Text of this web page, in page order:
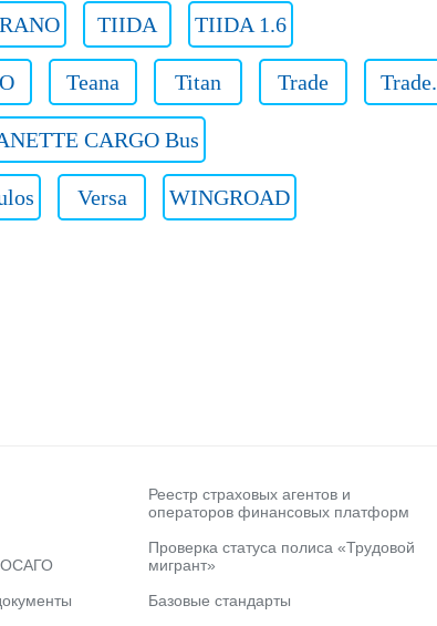
TIIDA TIIDA 1.6
Teana Titan Trade Trade.
CARGO Bus
Versa WINGROAD
ОСАГО
Реестр страховых агентов и
операторов финансовых платформ
Проверка статуса полиса «Трудовой
мигрант»
Базовые стандарты